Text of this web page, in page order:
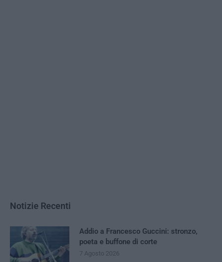
Notizie Recenti
Addio a Francesco Guccini: stronzo,
poeta e buffone di corte
7 Agosto 2026